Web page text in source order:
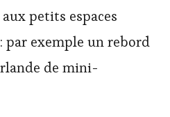
petits espaces
par exemple un rebord
de mini-